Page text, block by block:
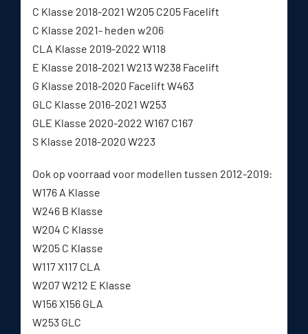
C Klasse 2018-2021 W205 C205 Facelift
C Klasse 2021- heden w206
CLA Klasse 2019-2022 W118
E Klasse 2018-2021 W213 W238 Facelift
G Klasse 2018-2020 Facelift W463
GLC Klasse 2016-2021 W253
GLE Klasse 2020-2022 W167 C167
S Klasse 2018-2020 W223
Ook op voorraad voor modellen tussen 2012-2019:
W176 A Klasse
W246 B Klasse
W204 C Klasse
W205 C Klasse
W117 X117 CLA
W207 W212 E Klasse
W156 X156 GLA
W253 GLC